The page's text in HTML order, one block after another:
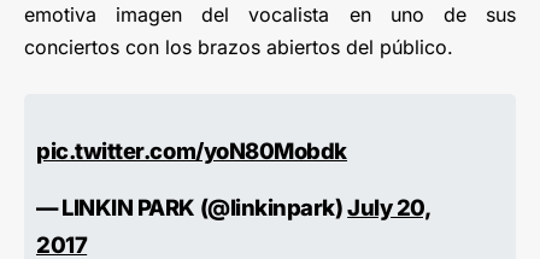
emotiva imagen del vocalista en uno de sus
conciertos con los brazos abiertos del público.
pic.twitter.com/yoN80Mobdk
— LINKIN PARK (@linkinpark)July 20,
2017